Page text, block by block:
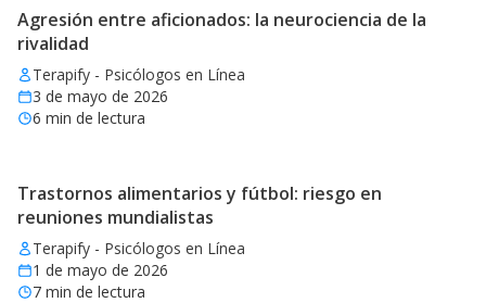
Agresión entre aficionados: la neurociencia de la
rivalidad
Terapify - Psicólogos en Línea
3 de mayo de 2026
6 min de lectura
Trastornos alimentarios y fútbol: riesgo en
reuniones mundialistas
Terapify - Psicólogos en Línea
1 de mayo de 2026
7 min de lectura